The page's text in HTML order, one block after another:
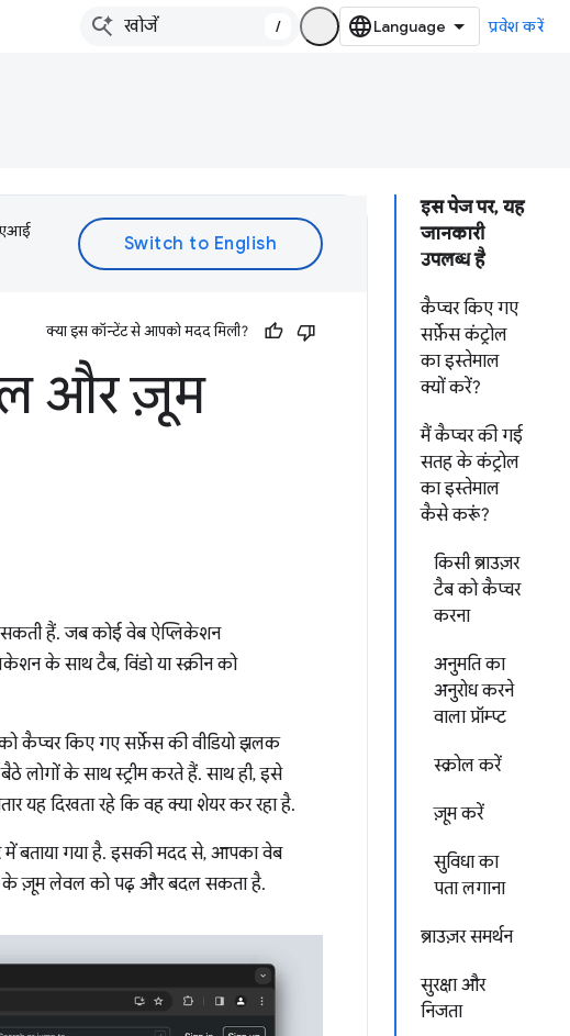
/ प्रवेश करें
इस पेज पर, यह
जानकारी
उपलब्ध है
कैप्चर किए गए
सर्फ़ेस कंट्रोल
का इस्तेमाल
क्यों करें?
मैं कैप्चर की गई
सतह के कंट्रोल
का इस्तेमाल
कैसे करूं?
किसी ब्राउज़र
टैब को कैप्चर
करना
अनुमति का
अनुरोध करने
वाला प्रॉम्प्ट
स्क्रोल करें
ज़ूम करें
सुविधा का
पता लगाना
ब्राउज़र समर्थन
सुरक्षा और
निजता
एआई
क्या इस कॉन्टेंट से आपको मदद मिली?
और ज़ूम
सकती हैं. जब कोई वेब ऐप्लिकेशन
के साथ टैब, विंडो या स्क्रीन को
कैप्चर किए गए सर्फ़ेस की वीडियो झलक
लोगों के साथ स्ट्रीम करते हैं. साथ ही, इसे
यह दिखता रहे कि वह क्या शेयर कर रहा है.
में बताया गया है. इसकी मदद से, आपका वेब
के ज़ूम लेवल को पढ़ और बदल सकता है.